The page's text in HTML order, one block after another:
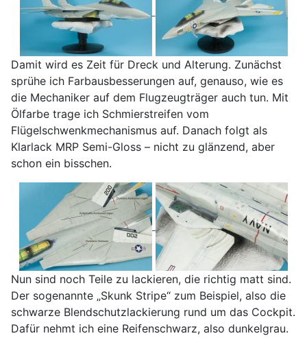
Damit wird es Zeit für Dreck und Alterung. Zunächst
sprühe ich Farbausbesserungen auf, genauso, wie es
die Mechaniker auf dem Flugzeugträger auch tun. Mit
Ölfarbe trage ich Schmierstreifen vom
Flügelschwenkmechanismus auf. Danach folgt als
Klarlack MRP Semi-Gloss – nicht zu glänzend, aber
schon ein bisschen.
Nun sind noch Teile zu lackieren, die richtig matt sind.
Der sogenannte „Skunk Stripe“ zum Beispiel, also die
schwarze Blendschutzlackierung rund um das Cockpit.
Dafür nehmt ich eine Reifenschwarz, also dunkelgrau.